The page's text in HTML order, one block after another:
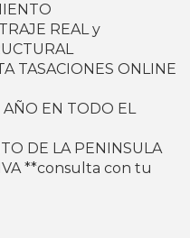
REAL y
TASACIONES ONLINE
AÑO EN TODO EL
DE LA PENINSULA
IVA **consulta con tu